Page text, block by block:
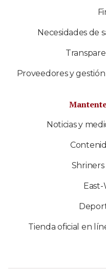
Necesidades de
Proveedores y
Noticias y
Tienda oficial en